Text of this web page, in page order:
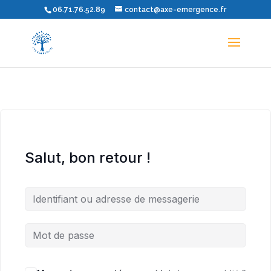
06.71.76.52.89 contact@axe-emergence.fr
Salut, bon retour !